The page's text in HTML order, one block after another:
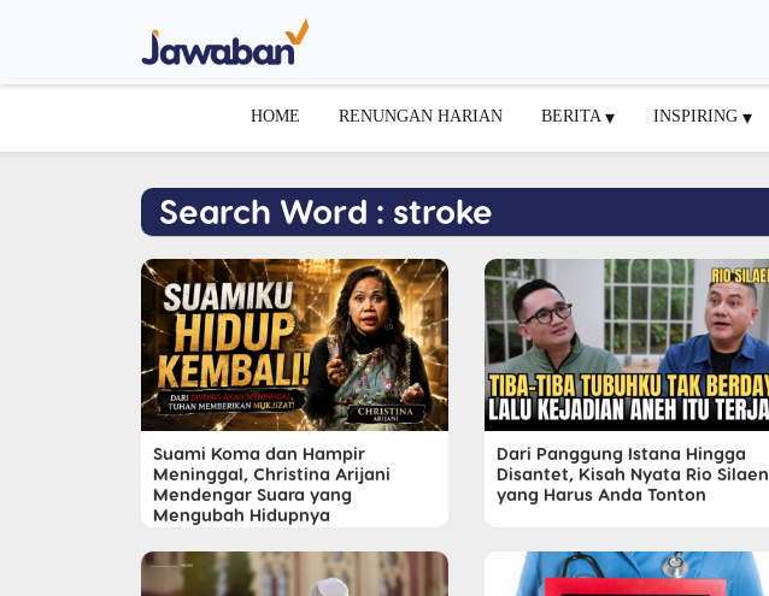
HOME RENUNGAN HARIAN BERITA INSPIRING
Search Word : stroke
Suami Koma dan Hampir
Meninggal, Christina Arijani
Mendengar Suara yang
Mengubah Hidupnya
Dari Panggung Istana Hingga
Disantet, Kisah Nyata Rio Silaen
yang Harus Anda Tonton